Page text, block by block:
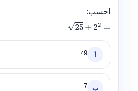
احسب:
25+2 2=
أ 49
ب 7